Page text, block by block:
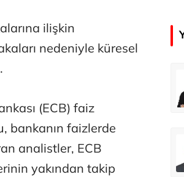
ilişkin
nedeniyle küresel
(ECB) faiz
bankanın faizlerde
analistler, ECB
yakından takip
Hakkı Öcal